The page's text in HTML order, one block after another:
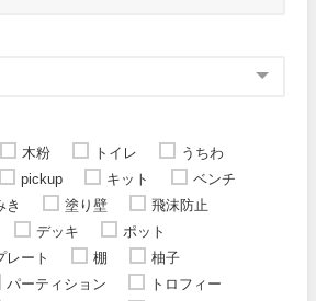
木粉 トイレ
うちわ
pickup キット
ベンチ
き 塗り壁
飛沫防止
デッキ
ポット
レート 棚
柚子
パーティション
トロフィー